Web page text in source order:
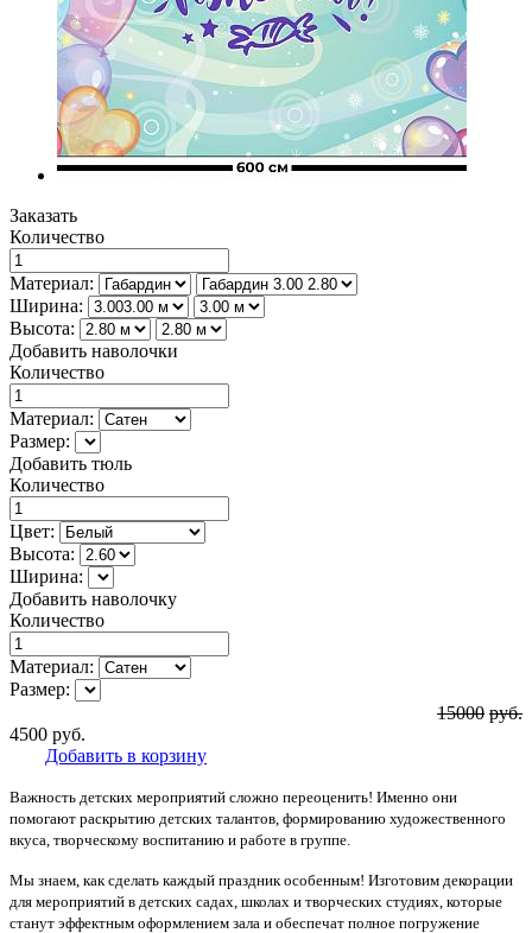
Заказать
Количество
Материал:
Ширина:
Высота:
Добавить наволочки
Количество
Материал:
Размер:
Добавить тюль
Количество
Цвет:
Высота:
Ширина:
Добавить наволочку
Количество
Материал:
Размер:
15000 руб.
4500 руб.
Добавить в корзину
Важность детских мероприятий сложно переоценить! Именно они
помогают раскрытию детских талантов, формированию художественного
вкуса, творческому воспитанию и работе в группе.
Мы знаем, как сделать каждый праздник особенным! Изготовим декорации
для мероприятий в детских садах, школах и творческих студиях, которые
станут эффектным оформлением зала и обеспечат полное погружение